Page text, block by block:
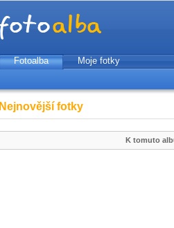
Fotoalba
Moje fotky
Nejnovější fotky
K tomuto